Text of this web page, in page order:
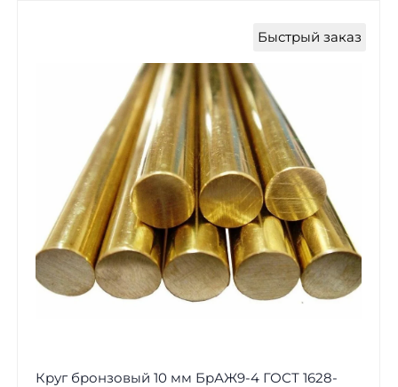
Быстрый заказ
Круг бронзовый 10 мм БрАЖ9-4 ГОСТ 1628-